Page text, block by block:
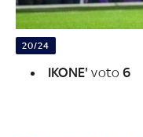
20/24
IKONE'voto6